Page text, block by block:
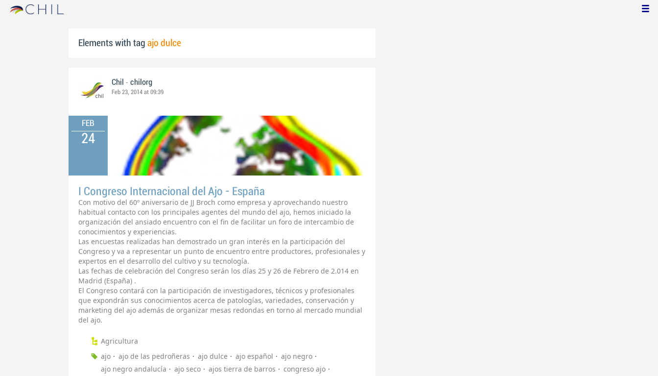
Elements with tag ajo dulce
Chil - chilorg
Feb 23, 2014 at 09:39
FEB
24
I Congreso Internacional del Ajo - España
Con motivo del 60º aniversario de JJ Broch como empresa y aprovechando nuestro
habitual contacto con los principales agentes del mundo del ajo, hemos iniciado la
organización del ansiado encuentro con el fin de facilitar un foro de intercambio de
conocimientos y experiencias.
Las encuestas realizadas han demostrado un gran interés en la participación del
Congreso y va a representar un punto de encuentro entre productores, profesionales y
expertos en el desarrollo del cultivo y su tecnología.
Las fechas de celebración del Congreso serán los días 25 y 26 de Febrero de 2.014 en
Madrid (España) .
El Congreso contará con la participación de investigadores, técnicos y profesionales
que expondrán sus conocimientos acerca de patologías, variedades, conservación y
marketing del ajo además de organizar mesas redondas en torno al mercado mundial
del ajo.
Agricultura
ajo
ajo de las pedroñeras ajo dulce ajo español
ajo negro
ajo negro andalucía
ajo seco ajos tierra de barros
congreso ajo